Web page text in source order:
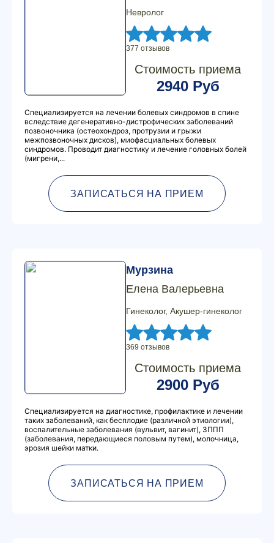
Невролог
377 отзывов
Стоимость приема
2940 Руб
Специализируется на лечении болевых синдромов в спине
вследствие дегенеративно-дистрофических заболеваний
позвоночника (остеохондроз, протрузии и грыжи
межпозвоночных дисков), миофасциальных болевых
синдромов. Проводит диагностику и лечение головных болей
(мигрени,...
ЗАПИСАТЬСЯ НА ПРИЕМ
Мурзина
Елена Валерьевна
Гинеколог, Акушер-гинеколог
369 отзывов
Стоимость приема
2900 Руб
Специализируется на диагностике, профилактике и лечении
таких заболеваний, как бесплодие (различной этиологии),
воспалительные заболевания (вульвит, вагинит), ЗППП
(заболевания, передающиеся половым путем), молочница,
эрозия шейки матки.
ЗАПИСАТЬСЯ НА ПРИЕМ